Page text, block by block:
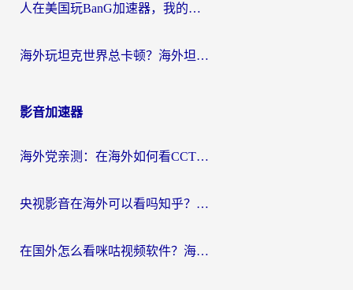
人在美国玩BanG加速器，我的延迟终于绿了
海外玩坦克世界总卡顿？海外坦克世界加速器有哪些？实测好用的选择在这里
影音加速器
海外党亲测：在海外如何看CCTV？告别“仅限大陆播放”的实用指南
央视影音在海外可以看吗知乎？留学生亲测：3步解决地域限制+追剧自由
在国外怎么看咪咕视频软件？海外党亲测有效的回国加速方案